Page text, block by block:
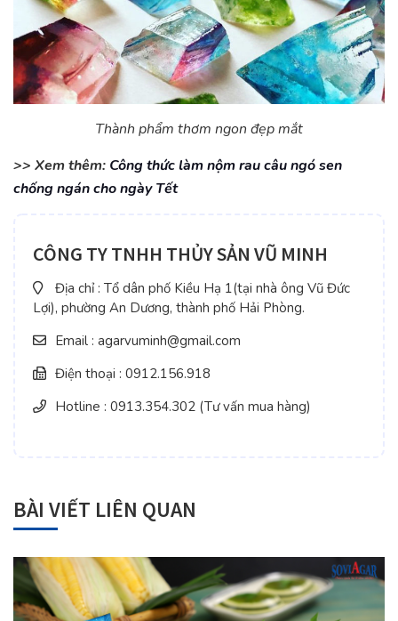
Thành phẩm thơm ngon đẹp mắt
>> Xem thêm: Công thức làm nộm rau câu ngó sen
chống ngán cho ngày Tết
CÔNG TY TNHH THỦY SẢN VŨ MINH
Địa chỉ : Tổ dân phố Kiều Hạ 1(tại nhà ông Vũ Đức
Lợi), phường An Dương, thành phố Hải Phòng.
Email : agarvuminh@gmail.com
Điện thoại : 0912.156.918
Hotline : 0913.354.302 (Tư vấn mua hàng)
BÀI VIẾT LIÊN QUAN